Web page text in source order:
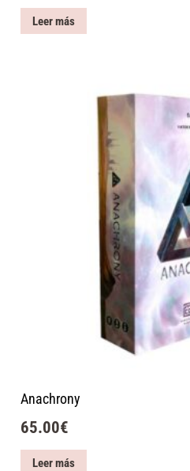
Leer más
Anachrony
65.00€
Leer más